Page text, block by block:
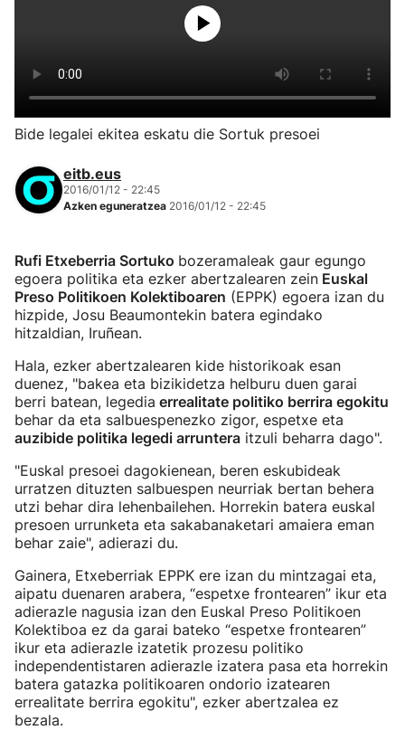
Bide legalei ekitea eskatu die Sortuk presoei
eitb.eus
2016/01/12 - 22:45
Azken eguneratzea 2016/01/12 - 22:45
Rufi Etxeberria Sortuko bozeramaleak gaur egungo
egoera politika eta ezker abertzalearen zein Euskal
Preso Politikoen Kolektiboaren (EPPK) egoera izan du
hizpide, Josu Beaumontekin batera egindako
hitzaldian, Iruñean.
Hala, ezker abertzalearen kide historikoak esan
duenez, "bakea eta bizikidetza helburu duen garai
berri batean, legedia errealitate politiko berrira egokitu
behar da eta salbuespenezko zigor, espetxe eta
auzibide politika legedi arruntera itzuli beharra dago".
"Euskal presoei dagokienean, beren eskubideak
urratzen dituzten salbuespen neurriak bertan behera
utzi behar dira lehenbailehen. Horrekin batera euskal
presoen urrunketa eta sakabanaketari amaiera eman
behar zaie", adierazi du.
Gainera, Etxeberriak EPPK ere izan du mintzagai eta,
aipatu duenaren arabera, “espetxe frontearen” ikur eta
adierazle nagusia izan den Euskal Preso Politikoen
Kolektiboa ez da garai bateko “espetxe frontearen”
ikur eta adierazle izatetik prozesu politiko
independentistaren adierazle izatera pasa eta horrekin
batera gatazka politikoaren ondorio izatearen
errealitate berrira egokitu", ezker abertzalea ez
bezala.